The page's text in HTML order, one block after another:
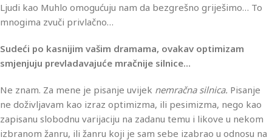
Ljudi kao Muhlo omogućuju nam da bezgrešno griješimo… To
mnogima zvuči privlačno…
Sudeći po kasnijim vašim dramama, ovakav optimizam
smjenjuju prevladavajuće mračnije silnice…
Ne znam. Za mene je pisanje uvijek nemračna silnica. Pisanje
ne doživljavam kao izraz optimizma, ili pesimizma, nego kao
zapisanu slobodnu varijaciju na zadanu temu i likove u nekom
izbranom žanru, ili žanru koji je sam sebe izabrao u odnosu na